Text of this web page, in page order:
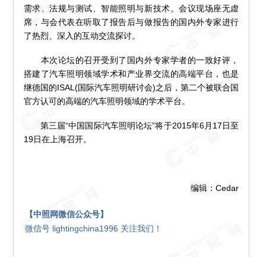
需求、法规与测试、智能照明与新技术。会议现场座无虚
席，与会代表在听取了报告后与做报告的国内外专家进行
了热烈、深入的互动交流探讨。
本次论坛的召开受到了国内外专家学者的一致好评，
搭建了汽车照明领域学术和产业界交流的高端平台，也是
继德国的ISAL(国际汽车照明研讨会)之后，第二个被联合国
官方认可的高端的汽车照明领域的学术平台。
第三届“中国国际汽车照明论坛”将于2015年6月17日至
19日在上海召开。
编辑：Cedar
【中照网微信公众号】
微信号 lightingchina1996 关注我们！